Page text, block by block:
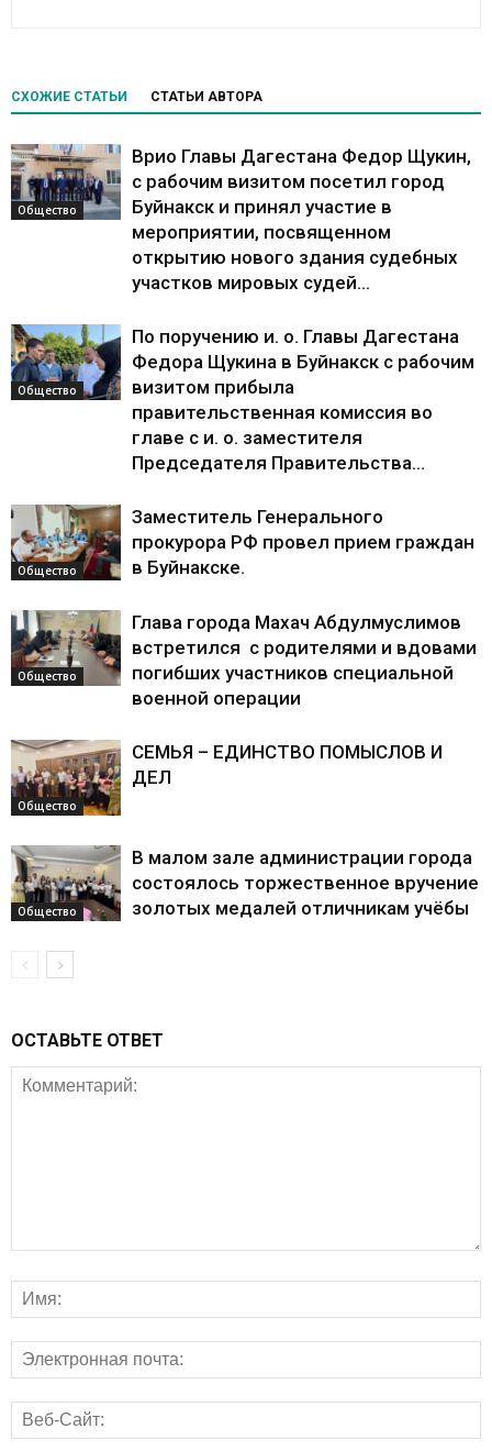
СХОЖИЕ СТАТЬИ СТАТЬИ АВТОРА
Общество
Врио Главы Дагестана Федор Щукин,
с рабочим визитом посетил город
Буйнакск и принял участие в
мероприятии, посвященном
открытию нового здания судебных
участков мировых судей...
Общество
По поручению и. о. Главы Дагестана
Федора Щукина в Буйнакск с рабочим
визитом прибыла
правительственная комиссия во
главе с и. о. заместителя
Председателя Правительства...
Общество
Заместитель Генерального
прокурора РФ провел прием граждан
в Буйнакске.
Общество
Глава города Махач Абдулмуслимов
встретился с родителями и вдовами
погибших участников специальной
военной операции
Общество
СЕМЬЯ – ЕДИНСТВО ПОМЫСЛОВ И
ДЕЛ
Общество
В малом зале администрации города
состоялось торжественное вручение
золотых медалей отличникам учёбы
ОСТАВЬТЕ ОТВЕТ